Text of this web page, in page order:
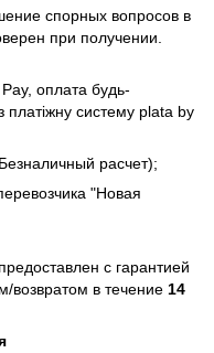
спорных вопросов в
при получении.
оплата будь-
систему plata by
расчет);
"Новая
предоставлен с гарантией
возвратом в течение 14